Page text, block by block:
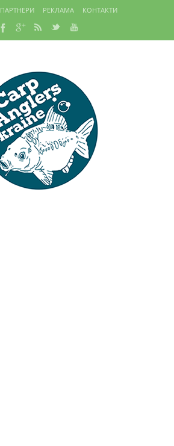
ПАРТНЕРИ РЕКЛАМА КОНТАКТИ